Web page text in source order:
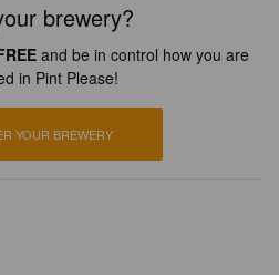
brewery?
and be in control how you are
in Pint Please!
YOUR BREWERY